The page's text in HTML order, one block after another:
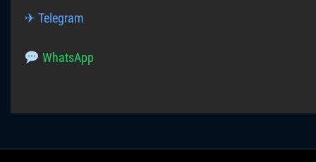
✈ Telegram
WhatsApp